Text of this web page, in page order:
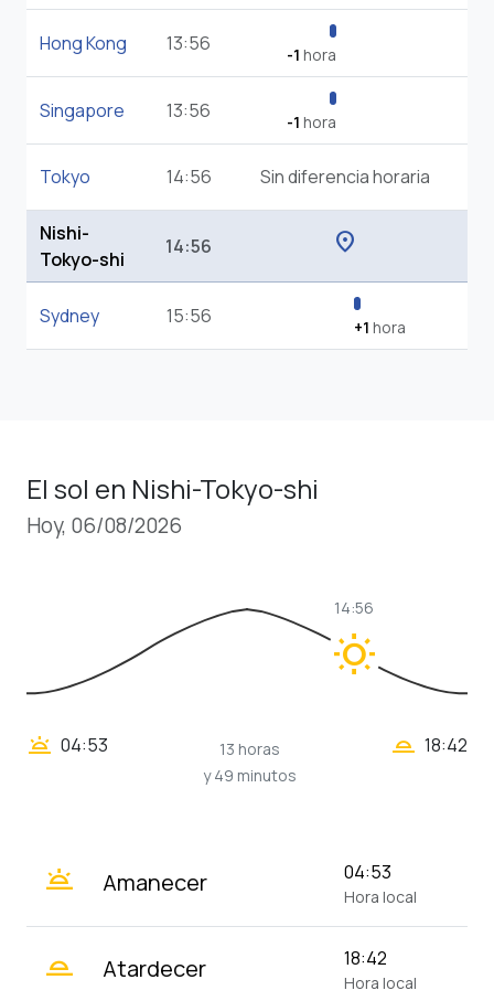
Hong Kong 13:56 -1 hora
Singapore 13:56 -1 hora
Tokyo 14:56 Sin diferencia horaria
Nishi-
Tokyo-shi
14:56 location_on
Sydney 15:56 +1 hora
El sol en Nishi-Tokyo-shi
Hoy, 06/08/2026
wb_sunny
14:56
wb_twilight 04:53
13 horas
y 49 minutos
wb_twilight_2 18:42
wb_twilight Amanecer 04:53
Hora local
wb_twilight_2 Atardecer 18:42
Hora local